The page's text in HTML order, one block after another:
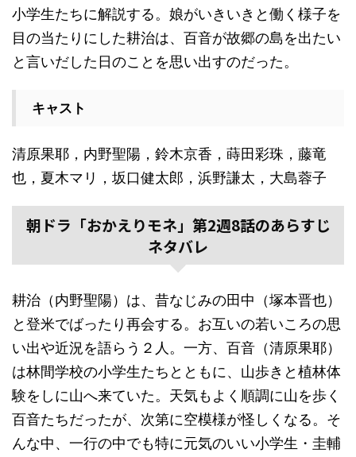
小学生たちに解説する。娘がいきいきと働く様子を
目の当たりにした耕治は、百音が故郷の島を出たい
と言いだした日のことを思い出すのだった。
キャスト
清原果耶，内野聖陽，鈴木京香，蒔田彩珠，藤竜
也，夏木マリ，坂口健太郎，浜野謙太，大島蓉子
朝ドラ「おかえりモネ」第2週8話のあらすじ
ネタバレ
耕治（内野聖陽）は、昔なじみの田中（塚本晋也）
と登米でばったり再会する。お互いの若いころの思
い出や近況を語らう２人。一方、百音（清原果耶）
は林間学校の小学生たちとともに、山歩きと植林体
験をしに山へ来ていた。天気もよく順調に山を歩く
百音たちだったが、次第に空模様が怪しくなる。そ
んな中、一行の中でも特に元気のいい小学生・圭輔